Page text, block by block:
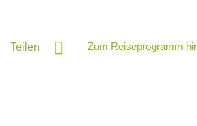
Teilen Zum Reiseprogramm